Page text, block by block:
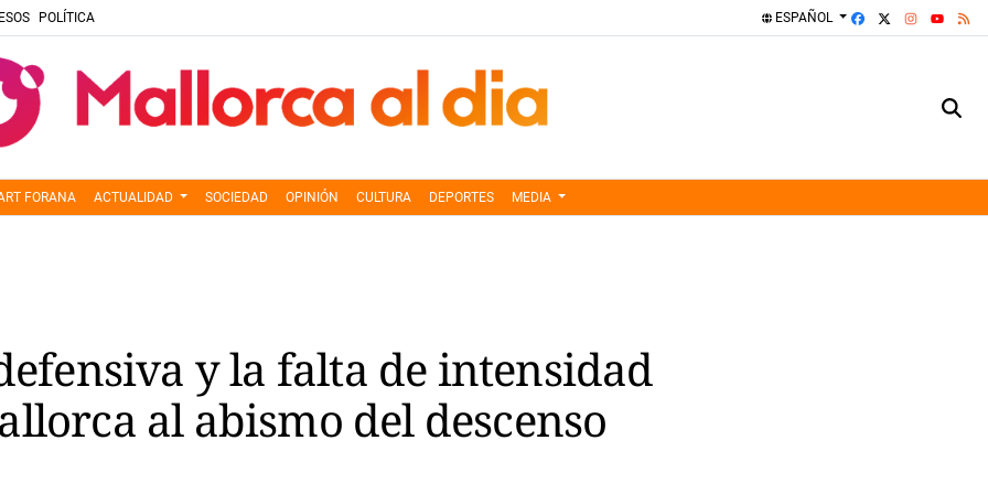
POLÍTICA ESPAÑOL FACEBOOK
YOUTUBE
FORANA ACTUALIDAD SOCIEDAD OPINIÓN CULTURA DEPORTES MEDIA
y la falta de intensidad
al abismo del descenso